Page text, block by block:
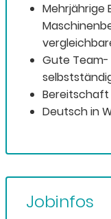
Mehrjährige
Gute Team-
Deutsch in
Jobinfos